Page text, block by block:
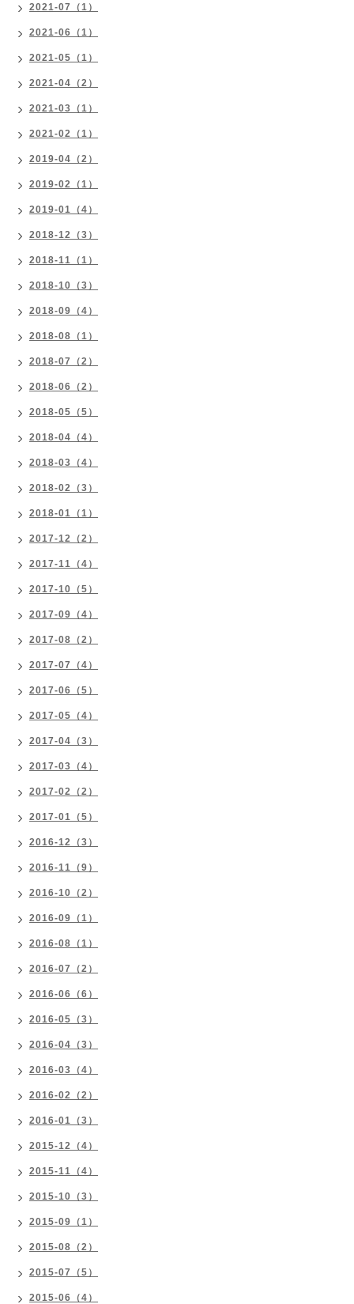
2021-07（1）
2021-06（1）
2021-05（1）
2021-04（2）
2021-03（1）
2021-02（1）
2019-04（2）
2019-02（1）
2019-01（4）
2018-12（3）
2018-11（1）
2018-10（3）
2018-09（4）
2018-08（1）
2018-07（2）
2018-06（2）
2018-05（5）
2018-04（4）
2018-03（4）
2018-02（3）
2018-01（1）
2017-12（2）
2017-11（4）
2017-10（5）
2017-09（4）
2017-08（2）
2017-07（4）
2017-06（5）
2017-05（4）
2017-04（3）
2017-03（4）
2017-02（2）
2017-01（5）
2016-12（3）
2016-11（9）
2016-10（2）
2016-09（1）
2016-08（1）
2016-07（2）
2016-06（6）
2016-05（3）
2016-04（3）
2016-03（4）
2016-02（2）
2016-01（3）
2015-12（4）
2015-11（4）
2015-10（3）
2015-09（1）
2015-08（2）
2015-07（5）
2015-06（4）